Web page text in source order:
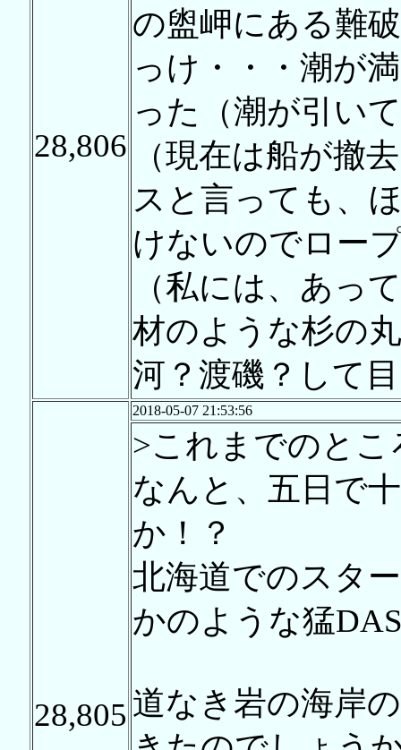
28,806
の盥岬にある難
っけ・・・潮が
った（潮が引い
（現在は船が撤
スと言っても、
けないのでロー
（私には、あっ
材のような杉の
河？渡磯？して
28,805
2018-05-07 21:53:56
>これまでのとこ
なんと、五日で
か！？
北海道でのスタ
かのような猛
道なき岩の海岸